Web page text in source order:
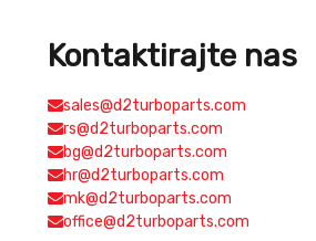
Kontaktirajte nas
sales@d2turboparts.com
rs@d2turboparts.com
bg@d2turboparts.com
hr@d2turboparts.com
mk@d2turboparts.com
office@d2turboparts.com